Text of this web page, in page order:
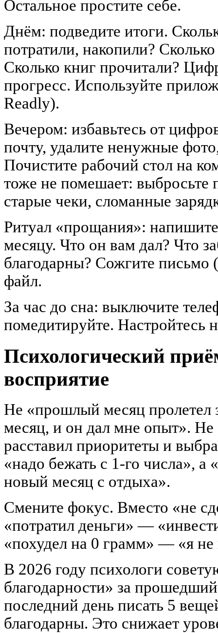
Остальное простите себе.
Днём: подведите итоги.
потратили, накопили?
Сколько книг прочитали?
прогресс. Используйте
Readly).
Вечером: избавьтесь от
почту, удалите ненужные
Почистите рабочий стол на
тоже не помешает: выбросьте
старые чеки, сломанные
Ритуал «прощания»:
месяцу. Что он вам дал? Что
благодарны? Сожгите письмо
файл.
За час до сна: выключите
помедитируйте. Настройтесь
Психологический
восприятие
Не «прошлый месяц пролетел
месяц, и он дал мне опыт». Не
расставил приоритеты и
«надо бежать с 1-го числа», а
новый месяц с отдыха».
Смените фокус. Вместо «не
«потратил деньги» —
«похудел на 0 грамм» — «я
В 2026 году психологи
благодарности» за
последний день писать 5
благодарны. Это снижает